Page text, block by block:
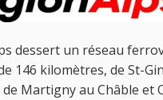
dessert un réseau
146 kilomètres, de St-
Martigny au Châble et